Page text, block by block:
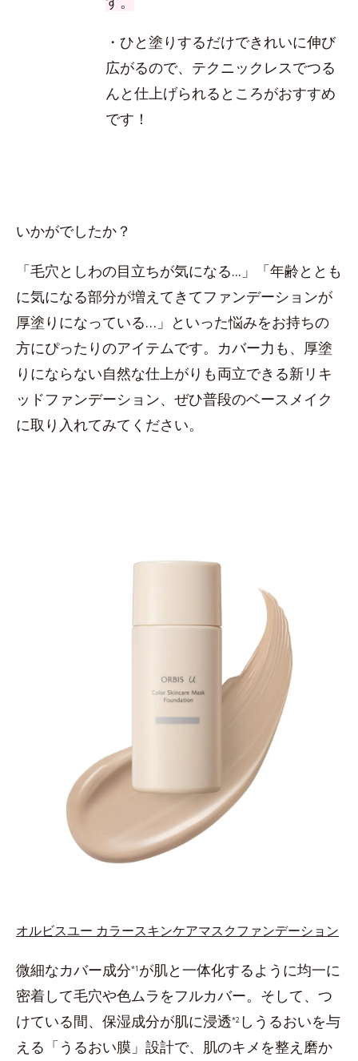
・ひと塗りするだけできれいに伸び
広がるので、テクニックレスでつる
んと仕上げられるところがおすすめ
です！
いかがでしたか？
「毛穴としわの目立ちが気になる...」「年齢ととも
に気になる部分が増えてきてファンデーションが
厚塗りになっている…」といった悩みをお持ちの
方にぴったりのアイテムです。カバー力も、厚塗
りにならない自然な仕上がりも両立できる新リキ
ッドファンデーション、ぜひ普段のベースメイク
に取り入れてみてください。
オルビスユー カラースキンケアマスクファンデーション
微細なカバー成分*1 が肌と一体化するように均一に
密着して毛穴や色ムラをフルカバー。そして、つ
けている間、保湿成分が肌に浸透*2 しうるおいを与
える「うるおい膜」設計で、肌のキメを整え磨か